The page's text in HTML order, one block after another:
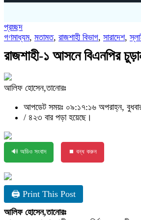
প্রচ্ছদ
গণমাধ্যম, মতামত, রাজশাহী বিভাগ, সারাদেশ,
রাজশাহী-১ আসনে বিএনপির
আলিফ হোসেন,তানোরঃ
আপডেট সময়ঃ ০৯:১৭:১৬ অপরাহ্ন,
/ ৪২৩ বার পড়া হয়েছে।
🔊 অডিও সংবাদ ⏹ বন্ধ করুন
🖨 Print This Post
আলিফ হোসেন,তানোরঃ